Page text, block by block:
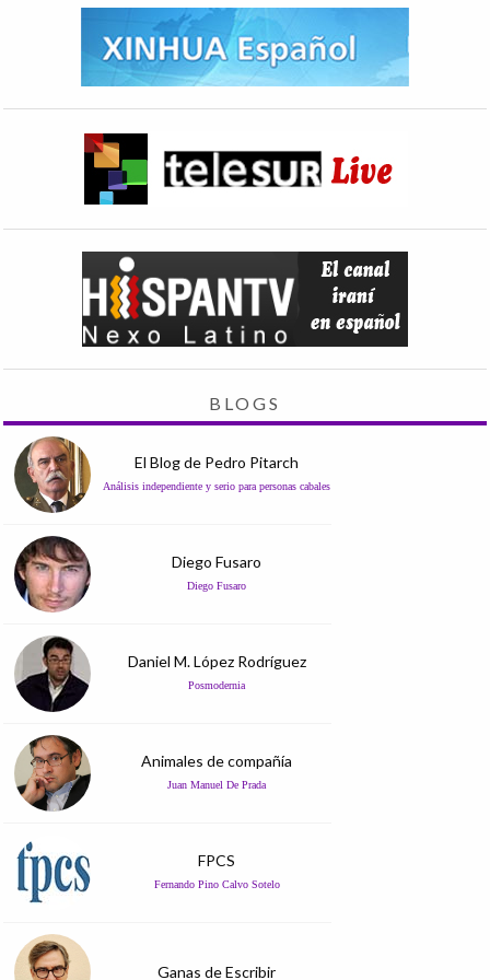
BLOGS
El Blog de Pedro Pitarch
Análisis independiente y serio para personas cabales
Diego Fusaro
Diego Fusaro
Daniel M. López Rodríguez
Posmodernia
Animales de compañía
Juan Manuel De Prada
FPCS
Fernando Pino Calvo Sotelo
Ganas de Escribir